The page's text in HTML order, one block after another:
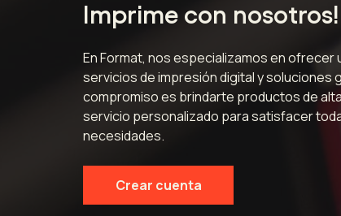
Imprime con nosotros!
En Format, nos especializamos en ofrecer
servicios de impresión digital y soluciones
compromiso es brindarte productos de
servicio personalizado para satisfacer
necesidades.
Crear cuenta